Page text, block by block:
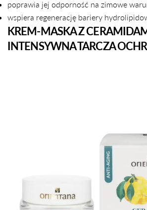
poprawia jej odporność na zimowe
wspiera regenerację bariery
KREM-MASKA Z
INTENSYWNA TARCZA